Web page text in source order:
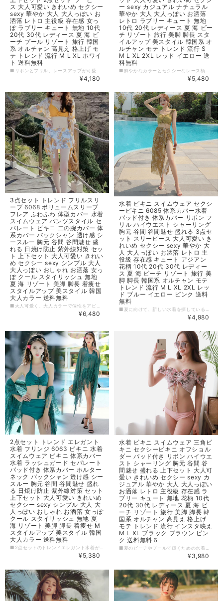
ス 大人可愛い きれいめ セクシー
sexy 華やか 大人 大人っぽい お
洒落 レトロ 主役級 存在感 女っ
ぽ ラブリー キュート 無地 10代
20代 30代 レディース 夏 海 ビ
ーチ プール リゾート 旅行 韓国
系 オルチャン 高見え 格上げ モ
テ トレンド 流行 M L XL ホワイ
ト 送料無料
■リボンとフリル、レースアップが可愛く女性らしいデザイン。 ■ハイウエストで、お腹周りの気になるところもカバーします。また、抜け感のある透け感やメッシュ素材がセクシーで、レトロな雰囲気も醸し出します。 ■上下の2点セットで、水陸両用で使えます。ホワイトカラーは、すっきりと爽やかな印象を与えます。 【カラー】 ホワイト 【サイズ】 M 身長：150-162cm 体重：40-48kg カップ：70AC-75B ウエスト：55-61cm L 身長：155-165cm 体重：48-55kg カップ：75AC-80B ウエスト：61-67cm XL 身長：160-172cm 体重：55-60kg カップ：75D-80A-80B ウエスト：67-73cm ※1~3cmの誤差がある場合がございます。 ※※※ご購入前に以下を必ずお読みください※※※ この度は数ある中から当ショップを訪問していただきありがとうございます。 【 wintmomo 】は流行をいち早く取り入れたファッションをお値打ち価格で提供するお店です！ 毎日楽しく着ることのできるお洋服を取りそろえています。 気持ちの良い取引・商品に満足して頂きたいため、誠にご面倒をおかけしますが、以下の注意点をご覧くださいますよう、お願いいたします。 【商品・送料について】 ・お手持ちのパソコン・スマートフォン・携帯の画面により商品のお色に若干の差がございます。 ・サイズは買い付け先の生産表記です。測り方により1-3cmほど誤差がある場合がございます。 ・北海道、沖縄、離島は送料プラス2500円頂戴しております。 【納期について】 ・お取り寄せ商品のため、2-3週間程お時間頂いております。 更にお時間かかる場合もございますので、余裕をもってご注文いただきますようお願いします。 在庫切れ、生産中止の商品につきましてはキャンセルさせていただく場合がございます。 何卒ご了承くださいませ。 【返品について】 ・ご注文後のキャンセル・内容変更はお受けできません。 ・品到着後に関して、サイズ変更、カラーやイメージが違う、実寸が違う等を気にされる方のクレーム、返品、交換は一切お受けしておりません。(破れ等の初期不良は除きます) 【ご連絡について】 ・ショップご利用時にあたりご案内やお取り寄せ状況をメールにてさせていただいております。 （
¥4,180
ー sexy カジュアル ナチュラル
華やか 大人 大人っぽい お洒落
レトロ ラブリー キュート 無地
10代 20代 レディース 夏 海 ビー
チ リゾート 旅行 美脚 脚長 スタ
イルアップ 美スタイル 韓国系 オ
ルチャン モテ トレンド 流行 S
M L XL 2XL レッド イエロー 送
料無料
■鮮やかなカラーとセクシーなレース柄が目を引く、三角ビキニの4点セットです。 ■パッドつきで体系カバー効果もあるので、自信をもって着こなせます。透け感のあるレースの デザインで、大人可愛いスタイルを演出。 ■ハイウエストデザインで脚長効果も抜群です！ 【カラー】 イエロー,レッド 【サイズ】 S 身長：150-155cm 体重：35-44kg カップ：70A-70B ウエスト：52-58cm M 身長：155-160cm 体重：44-50kg カップ：70AB-70AB ウエスト：58-64cm L 身長：160-165cm 体重：50-60kg カップ：70C-75ABC-80AB ウエスト：61-70cm XL 身長：165-175cm 体重：60-68kg カップ：75C-80ABC-85AB ウエスト：67-78cm 2XL 身長：170-175cm 体重：68-75kg カップ：85ABC ウエスト：73-79cm ※1~3cmの誤差がある場合がございます。 ※※※ご購入前に以下を必ずお読みください※※※ この度は数ある中から当ショップを訪問していただきありがとうございます。 【 wintmomo 】は流行をいち早く取り入れたファッションをお値打ち価格で提供するお店です！ 毎日楽しく着ることのできるお洋服を取りそろえています。 気持ちの良い取引・商品に満足して頂きたいため、誠にご面倒をおかけしますが、以下の注意点をご覧くださいますよう、お願いいたします。 【商品・送料について】 ・お手持ちのパソコン・スマートフォン・携帯の画面により商品のお色に若干の差がございます。 ・サイズは買い付け先の生産表記です。測り方により1-3cmほど誤差がある場合がございます。 ・北海道、沖縄、離島は送料プラス2500円頂戴しております。 【納期について】 ・お取り寄せ商品のため、2-3週間程お時間頂いております。 更にお時間かかる場合もございますので、余裕をもってご注文いただきますようお願いします。 在庫切れ、生産中止の商品につきましてはキャンセルさせていただく場合がございます。 何卒ご了承くださいませ。 【返品について】 ・ご注文後のキャンセル・内容変更はお受けできません。 ・品到着後に関して、サイズ変更、カラーやイメージが違う、実寸が違う等を気にされる方のクレーム、返品、交換は一切お受けしておりません。(破れ等の初期不良は除きます) 【ご連絡について】 ・ショップご利用時にあたりご案内やお取り寄せ状況をメールにてさせていただいております。 （
¥5,480
3点セット トレンド フリルスリ
ーブ 6068 ボリュームスリーブ
フレア ふわふわ 体型カバー 水着
スイムウェア パンツスタイル セ
パレート ビキニ 二の腕カバー 体
系カバー バックシャン 透け感 シ
ースルー 胸元 谷間 谷間魅せ 盛
れる 日焼け防止 紫外線対策 セッ
ト 上下セット 大人可愛い きれい
め セクシー sexy シンプル 大人
大人っぽい おしゃれ お洒落 女っ
ぽ クール スタイリッシュ 無地
夏 海 リゾート 美脚 脚長 着痩せ
スタイルアップ 美スタイル 韓国
大人カラー 送料無料
¥6,480
水着 ビキニ スイムウェア セクシ
ービキニ 6085 体系カバー水着
パッド付き 体系カバー リボン フ
リル ハイウエスト シャーリング
胸元 谷間 谷間魅せ 盛れる 3点セ
ット スリーピース 大人可愛い き
れいめ セクシー sexy 華やか 大
人 大人っぽい お洒落 レトロ 主
役級 存在感 キュート アジアン
花柄 10代 20代 30代 レディー
ス 夏 海 ビーチ リゾート 旅行 美
脚 脚長 韓国系 オルチャン モテ
トレンド 流行 M L XL 2XL レッ
ド ブルー イエロー ピンク 送料
無料
■夏に向けて、新しい水着を探しているなら、こちらのセクシービキニがおすすめです。 ■ハイウエストのシャーリングが、腰周りの体型カバーにもなり、美脚効果も期待できます。 ■3点セットで、バリエーションにも富んでおり、リゾート地で主役になること間違いなしのアイテムです。 ■デザインに合わせ、花柄のパターンを採用し、幅広い年齢層に対応できるよう、色も4色から選べます。 【カラー】 イエロー,ブルー,ピンク,レッド 【サイズ】 M 身長：158-165cm 体重：43-50kg カップ：70AB-75AB L 身長：162-168cm 体重：50-58kg カップ：75ABC-85AB XL 身長：165-172cm 体重：58-65kg カップ：75BC-80BC 2XL 身長：165-175cm 体重：65-73kg カップ：80BC-85BC ※1~3cmの誤差がある場合がございます。 ※※※ご購入前に以下を必ずお読みください※※※ この度は数ある中から当ショップを訪問していただきありがとうございます。 【 wintmomo 】は流行をいち早く取り入れたファッションをお値打ち価格で提供するお店です！ 毎日楽しく着ることのできるお洋服を取りそろえています。 気持ちの良い取引・商品に満足して頂きたいため、誠にご面倒をおかけしますが、以下の注意点をご覧くださいますよう、お願いいたします。 【商品・送料について】 ・お手持ちのパソコン・スマートフォン・携帯の画面により商品のお色に若干の差がございます。 ・サイズは買い付け先の生産表記です。測り方により1-3cmほど誤差がある場合がございます。 ・北海道、沖縄、離島は送料プラス2500円頂戴しております。 【納期について】 ・お取り寄せ商品のため、2-3週間程お時間頂いております。 更にお時間かかる場合もございますので、余裕をもってご注文いただきますようお願いします。 在庫切れ、生産中止の商品につきましてはキャンセルさせていただく場合がございます。 何卒ご了承くださいませ。 【返品について】 ・ご注文後のキャンセル・内容変更はお受けできません。 ・品到着後に関して、サイズ変更、カラーやイメージが違う、実寸が違う等を気にされる方のクレーム、返品、交換は一切お受けしておりません。(破れ等の初期不良は除きます) 【ご連絡について】 ・ショップご利用時にあたりご案内やお取り寄せ状況をメールにてさせていただいております。 （
¥4,980
2点セット トレンド エレガント
水着 フリンジ 6063 ビキニ 水着
スイムウェア ビキニ 体系カバー
水着 ラッシュガード セパレート
パッド付き 体系カバー ホルター
ネック バックシャン 透け感 シー
スルー 胸元 谷間 谷間魅せ 盛れ
る 日焼け防止 紫外線対策 セット
上下セット 大人可愛い きれいめ
セクシー sexy シンプル 大人 大
人っぽい おしゃれ お洒落 女っぽ
クール スタイリッシュ 無地 夏
海 リゾート 美脚 脚長 着痩せ M
スタイルアップ 美スタイル 韓国
大人カラー 送料無料
¥5,380
水着 ビキニ スイムウェア 三角ビ
キニ セクシービキニ オフショル
ダー パッド付き リボン ハイウエ
スト シャーリング 胸元 谷間 谷
間魅せ 盛れる 上下セット 大人可
愛い きれいめ セクシー sexy カ
ジュアル 華やか 大人 大人っぽい
お洒落 レトロ 主役級 存在感 ラ
ブリー キュート 無地 花柄 10代
20代 30代 レディース 夏 海 ビ
ーチ リゾート 旅行 美脚 脚長 韓
国系 オルチャン 高見え 格上げ
モテ トレンド 流行 インスタ映え
M L XL ブラック ブラウン ピン
ク 送料無料６
■夏のビーチやプールで輝くための水着が登場しました！セクシーな谷間が魅力的な三角ビキニです。オフショルダーで女性らしい肌見せもでき。更にハイウエストのデザインで、美脚＆脚長効果も狙えます！上下セットで夏の華やかなシーンで主役になれる一着です。 ■派手めの花柄から無地まで、豊富なカラーバリエーションも魅力的。幅広い年齢層にオススメです。カジュアルな着こなしから、細部にまでこだわったきれいめスタイルまで可能です。 ■モテ度アップはもちろんのこと、トレンド感もばっちり、流行りのコーディネートを楽しめます。美しい海やリゾート地で、この水着を着たあなたを想像するだけで、思わず笑みがこぼれるはずです。是非、夏の思い出のお供に、お届けいたします。 【カラー】 ピンク×花柄,ピンク,ブラウン,ブラック 【サイズ】 M 身長：155-165cm 体重：45-50kg カップ：70ABC ウエスト：55-61cm L 身長：160-165cm 体重：50-55kg カップ：75ABC ウエスト：61-67cm XL 身長：165-170cm 体重：55-65kg カップ：80ABC ウエスト：67-73cm ※1~3cmの誤差がある場合がございます。 ※※※ご購入前に以下を必ずお読みください※※※ この度は数ある中から当ショップを訪問していただきありがとうございます。 【 wintmomo 】は流行をいち早く取り入れたファッションをお値打ち価格で提供するお店です！ 毎日楽しく着ることのできるお洋服を取りそろえています。 気持ちの良い取引・商品に満足して頂きたいため、誠にご面倒をおかけしますが、以下の注意点をご覧くださいますよう、お願いいたします。 【商品・送料について】 ・お手持ちのパソコン・スマートフォン・携帯の画面により商品のお色に若干の差がございます。 ・サイズは買い付け先の生産表記です。測り方により1-3cmほど誤差がある場合がございます。 ・北海道、沖縄、離島は送料プラス2500円頂戴しております。 【納期について】 ・お取り寄せ商品のため、2-3週間程お時間頂いております。 更にお時間かかる場合もございますので、余裕をもってご注文いただきますようお願いします。 在庫切れ、生産中止の商品につきましてはキャンセルさせていただく場合がございます。 何卒ご了承くださいませ。 【返品について】 ・ご注文後のキャンセル・内容変更はお受けできません。 ・品到着後に関して、サイズ変更、カラーやイメージが違う、実寸が違う等を気にされる方のクレーム、返品、交換は一切お受けしておりません。(破れ等の初期不良は除きます) 【ご連絡について】 ・ショップご利用時にあたりご案内やお取り寄せ状況をメールにてさせていただいております。 （
¥3,980